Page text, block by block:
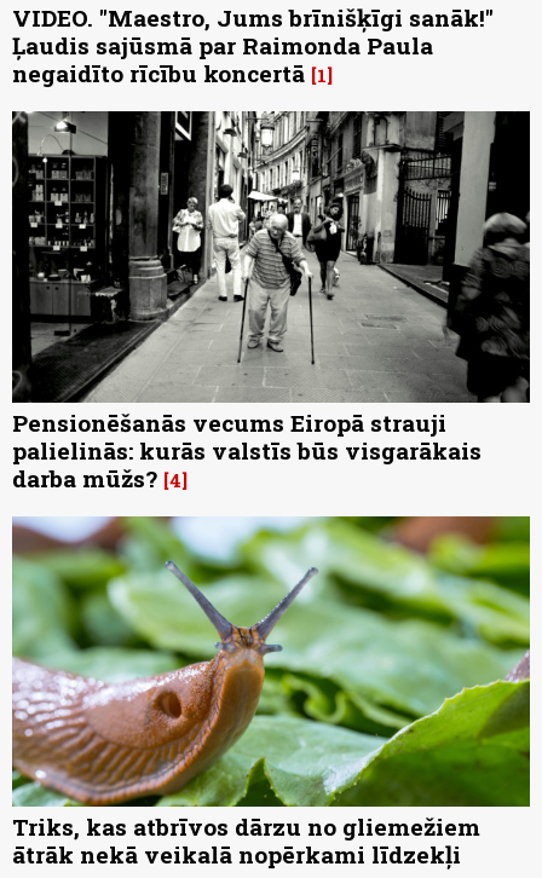
VIDEO. "Maestro, Jums brīnišķīgi sanāk!"
Ļaudis sajūsmā par Raimonda Paula
negaidīto rīcību koncertā 1
Pensionēšanās vecums Eiropā strauji
palielinās: kurās valstīs būs visgarākais
darba mūžs? 4
Triks, kas atbrīvos dārzu no gliemežiem
ātrāk nekā veikalā nopērkami līdzekļi